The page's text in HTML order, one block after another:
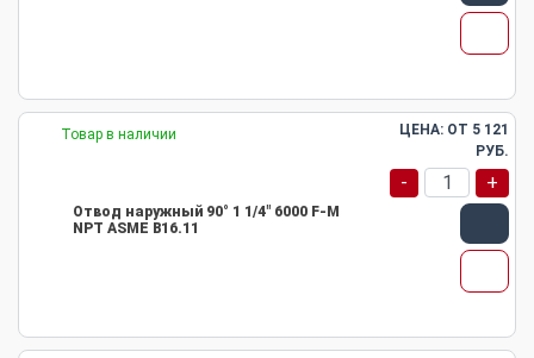
Товар в наличии
Отвод наружный 90° 1 1/4" 6000 F-M
NPT ASME B16.11
ЦЕНА: ОТ 5 121
РУБ.
- +